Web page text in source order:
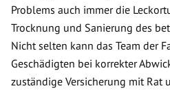
Problems auch immer die
Trocknung und Sanierung des
Nicht selten kann das Team der
Geschädigten bei korrekter
zuständige Versicherung mit Rat